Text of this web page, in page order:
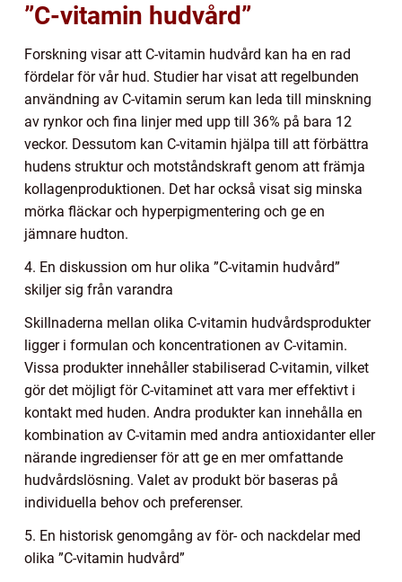
”C-vitamin hudvård”
Forskning visar att C-vitamin hudvård kan ha en rad
fördelar för vår hud. Studier har visat att regelbunden
användning av C-vitamin serum kan leda till minskning
av rynkor och fina linjer med upp till 36% på bara 12
veckor. Dessutom kan C-vitamin hjälpa till att förbättra
hudens struktur och motståndskraft genom att främja
kollagenproduktionen. Det har också visat sig minska
mörka fläckar och hyperpigmentering och ge en
jämnare hudton.
4. En diskussion om hur olika ”C-vitamin hudvård”
skiljer sig från varandra
Skillnaderna mellan olika C-vitamin hudvårdsprodukter
ligger i formulan och koncentrationen av C-vitamin.
Vissa produkter innehåller stabiliserad C-vitamin, vilket
gör det möjligt för C-vitaminet att vara mer effektivt i
kontakt med huden. Andra produkter kan innehålla en
kombination av C-vitamin med andra antioxidanter eller
närande ingredienser för att ge en mer omfattande
hudvårdslösning. Valet av produkt bör baseras på
individuella behov och preferenser.
5. En historisk genomgång av för- och nackdelar med
olika ”C-vitamin hudvård”